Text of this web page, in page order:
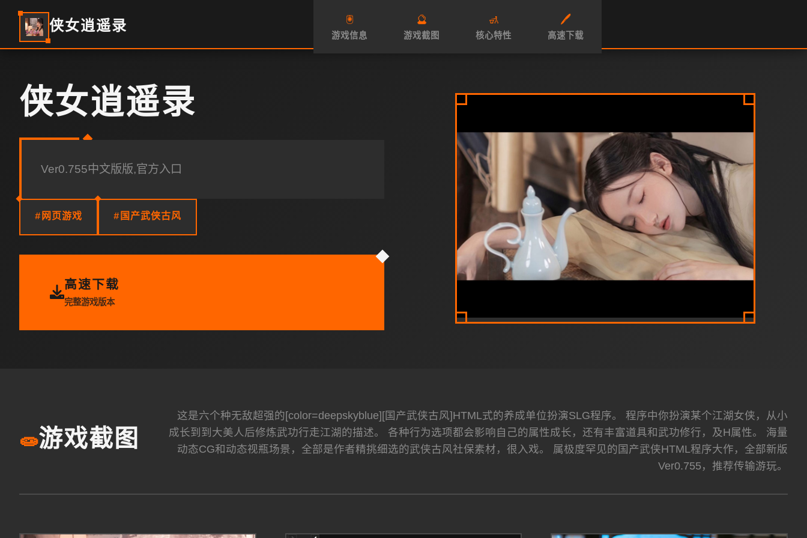
侠女逍遥录 🖲️
游戏信息
🔮
游戏截图
🚮
核心特性
🖊️
高速下载
侠女逍遥录
Ver0.755中文版版,官方入口
#网页游戏 #国产武侠古风
高速下载
完整游戏版本
🧫游戏截图
这是六个种无敌超强的[color=deepskyblue][国产武侠古风]HTML式的养成单位扮演SLG程序。 程序中你扮演某个江湖女侠，从小
成长到到大美人后修炼武功行走江湖的描述。 各种行为选项都会影响自己的属性成长，还有丰富道具和武功修行，及H属性。 海量
动态CG和动态视瓶场景，全部是作者精挑细选的武侠古风社保素材，很入戏。 属极度罕见的国产武侠HTML程序大作，全部新版
Ver0.755，推荐传输游玩。